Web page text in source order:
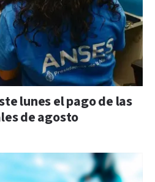
lunes el pago de las
de agosto